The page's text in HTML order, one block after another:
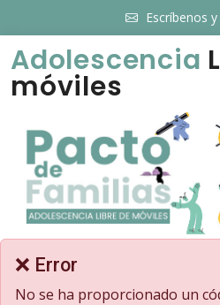
Escríbenos
Adolescencia
móviles
❌ Error
No se ha proporcionado un